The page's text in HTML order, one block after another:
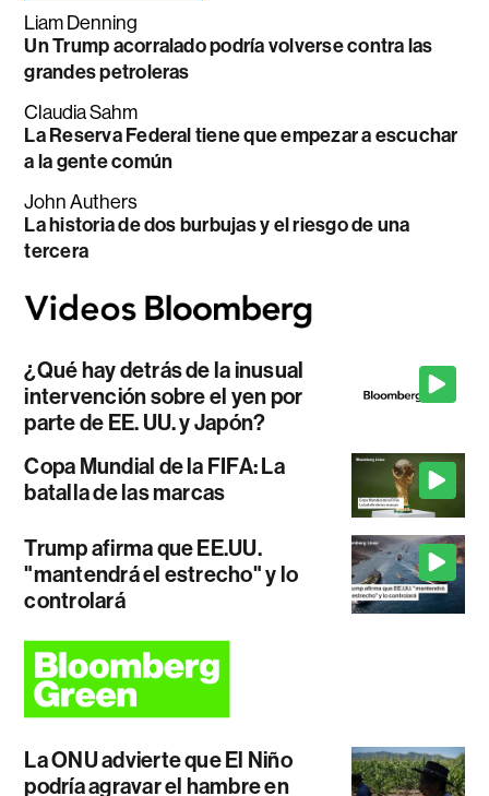
Liam Denning
Un Trump acorralado podría volverse contra las
grandes petroleras
Claudia Sahm
La Reserva Federal tiene que empezar a escuchar
a la gente común
John Authers
La historia de dos burbujas y el riesgo de una
tercera
¿Qué hay detrás de la inusual
intervención sobre el yen por
parte de EE. UU. y Japón?
Copa Mundial de la FIFA: La
batalla de las marcas
Trump afirma que EE.UU.
"mantendrá el estrecho" y lo
controlará
La ONU advierte que El Niño
podría agravar el hambre en